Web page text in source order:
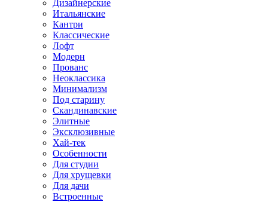
Дизайнерские
Итальянские
Кантри
Классические
Лофт
Модерн
Прованс
Неоклассика
Минимализм
Под старину
Скандинавские
Элитные
Эксклюзивные
Хай-тек
Особенности
Для студии
Для хрущевки
Для дачи
Встроенные